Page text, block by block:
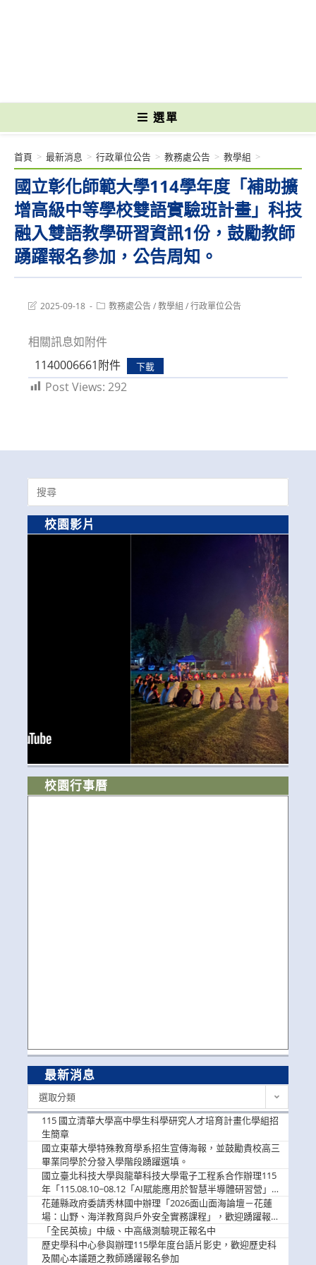
選單
國立彰化師範大學114學年度「補助擴
增高級中等學校雙語實驗班計畫」科技
融入雙語教學研習資訊1份，鼓勵教師
踴躍報名參加，公告周知。
首頁 > 最新消息 > 行政單位公告 > 教務處公告 > 教學組 >
Post2025-09-18
Post教務處公告/教學組 /行政單位公告
相關訊息如附件
1140006661附件
下載
Post Views: 292
Search
for:
校園影片
校園行事曆
最新消息
選取分類
115 國立清華大學高中學生科學研究人才培育計畫化學組招
生簡章
國立東華大學特殊教育學系招生宣傳海報，並鼓勵貴校高三
畢業同學於分發入學階段踴躍選填。
國立臺北科技大學與龍華科技大學電子工程系合作辦理115
年「115.08.10~08.12「AI賦能應用於智慧半導體研習營」，
歡迎學生踴躍報名參加
花蓮縣政府委請秀林國中辦理「2026面山面海論壇－花蓮
場：山野、海洋教育與戶外安全實務課程」，歡迎踴躍報名
參加
「全民英檢」中級、中高級測驗現正報名中
歷史學科中心參與辦理115學年度台語片影史，歡迎歷史科
及關心本議題之教師踴躍報名參加